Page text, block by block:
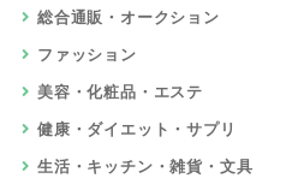
総合通販・オークション
ファッション
美容・化粧品・エステ
健康・ダイエット・サプリ
生活・キッチン・雑貨・文具